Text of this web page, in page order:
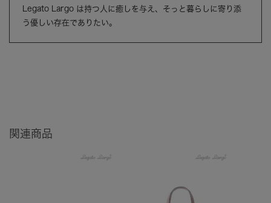
Legato Largo は持つ人に癒しを与え、そっと暮らしに寄り添
う優しい存在でありたい。
関連商品